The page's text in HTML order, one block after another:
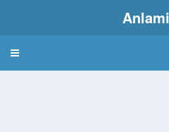
Bulmaca